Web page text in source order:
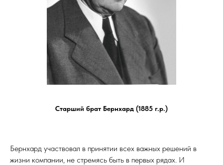
Старший брат Бернхард (1885 г.р.)
Бернхард участвовал в принятии всех важных решений в
жизни компании, не стремясь быть в первых рядах. И